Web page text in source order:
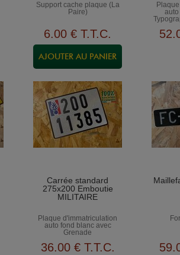
Support cache plaque (La
Paire)
6.00 € T.T.C. 52
Carrée standard
275x200 Emboutie
MILITAIRE
Plaque d'immatriculation
auto fond blanc avec
Grenade
36.00 € T.T.C. 59